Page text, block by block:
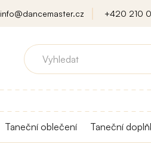
info@dancemaster.cz +420 210
Taneční oblečení Taneční